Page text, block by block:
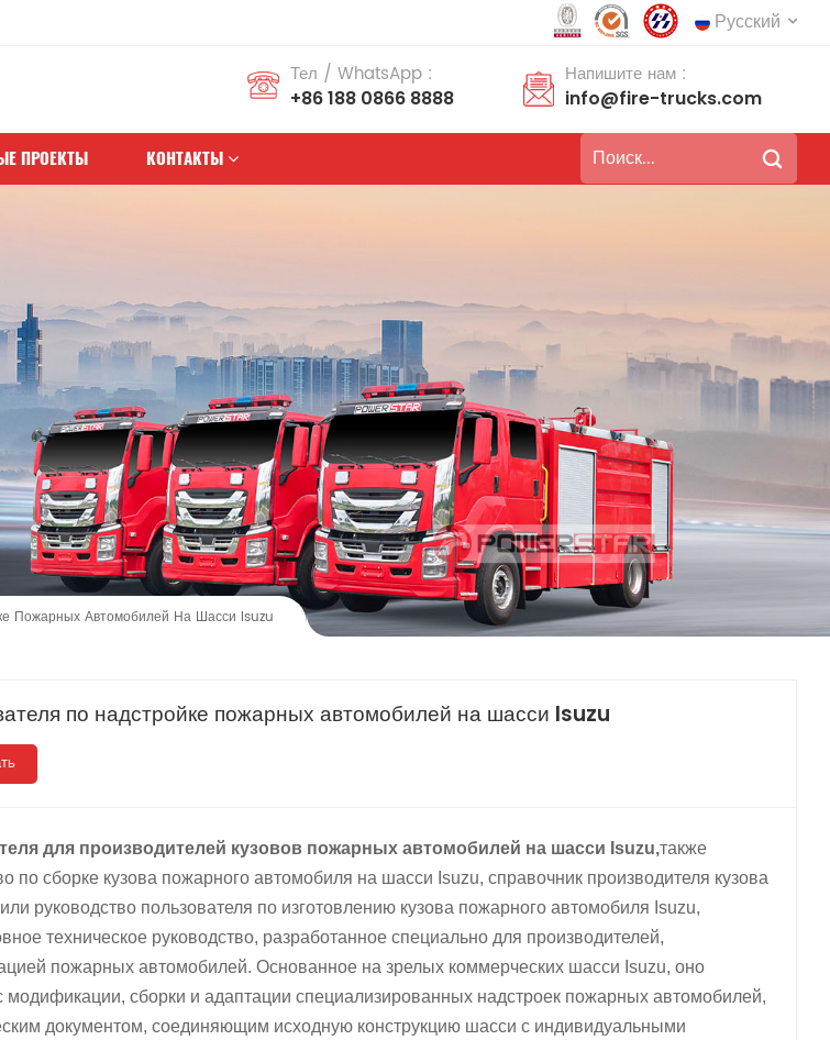
Русский
Deutsch
日本語
Türkçe
Melayu
Tiếng Việt
中文 қазақ
Filipino
српски
Тел / WhatsApp :
+86 188 0866 8888
Напишите нам :
info@fire-trucks.com
ПРОЕКТЫ КОНТАКТЫ
Пожарных Автомобилей На Шасси Isuzu
по надстройке пожарных автомобилей на шасси Isuzu
для производителей кузовов пожарных автомобилей на шасси Isuzu,также
по сборке кузова пожарного автомобиля на шасси Isuzu, справочник производителя кузова
руководство пользователя по изготовлению кузова пожарного автомобиля Isuzu,
техническое руководство, разработанное специально для производителей,
пожарных автомобилей. Основанное на зрелых коммерческих шасси Isuzu, оно
модификации, сборки и адаптации специализированных надстроек пожарных автомобилей,
документом, соединяющим исходную конструкцию шасси с индивидуальными